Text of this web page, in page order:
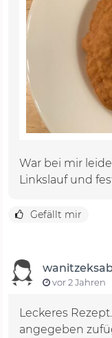
War bei mir
Linkslauf und
Gefällt mir
vor 2 Jahren
Leckeres
angegeben